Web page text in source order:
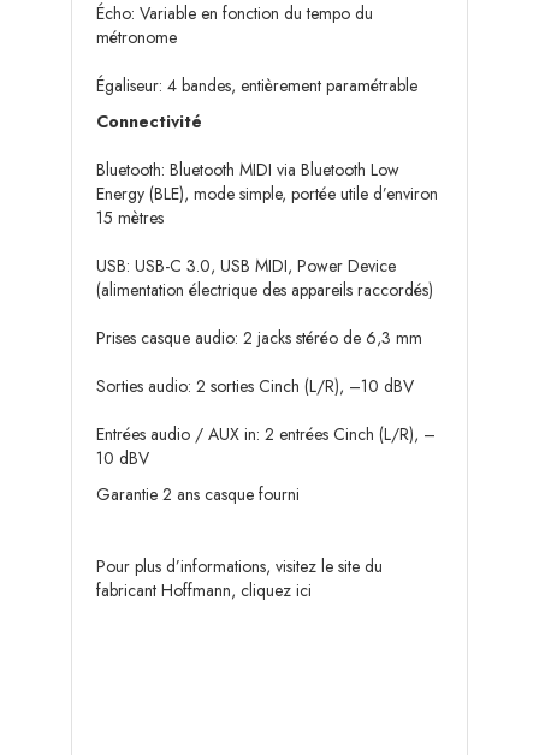
Écho: Variable en fonction du tempo du
métronome
Égaliseur: 4 bandes, entièrement paramétrable
Connectivité
Bluetooth: Bluetooth MIDI via Bluetooth Low
Energy (BLE), mode simple, portée utile d’environ
15 mètres
USB: USB-C 3.0, USB MIDI, Power Device
(alimentation électrique des appareils raccordés)
Prises casque audio: 2 jacks stéréo de 6,3 mm
Sorties audio: 2 sorties Cinch (L/R), –10 dBV
Entrées audio / AUX in: 2 entrées Cinch (L/R), –
10 dBV
Garantie 2 ans casque fourni
Pour plus d’informations, visitez le site du
fabricant Hoffmann, cliquez ici